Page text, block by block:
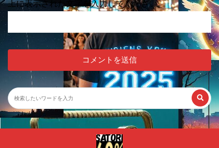
上に表示された文字を入力してください。